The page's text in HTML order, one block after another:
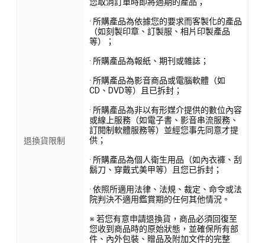
退換貨限制
· 所購產品為依據您的要求而客製化的產品
（如刻製印章、訂製服、相片印製產品
等）；
· 所購產品為報紙、期刊或雜誌；
· 所購產品為影音商品或電腦軟體（如
CD、DVD等）且已拆封；
· 所購產品為非以有形媒介提供的數位內容
或線上服務（如電子書、影音串流服務、
訂閱制軟體服務等）並經您事先同意才提
供；
· 所購產品為個人衛生用品（如內衣褲、刮
鬍刀、穿戴式美甲等）且您已拆封；
· 依照所適用法律、法規、裁定、命令或法
院判決不適用鑑賞期的任何其他情況。
※ 若您有意申請退換貨，商品必須回復至
您收到商品時的原始狀態，並確保所有部
件、內外包裝、贈品及附加文件的完整